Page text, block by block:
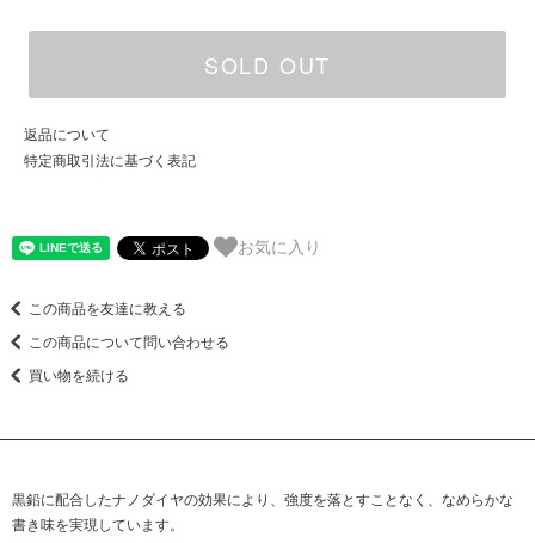
SOLD OUT
返品について
特定商取引法に基づく表記
お気に入り
この商品を友達に教える
この商品について問い合わせる
買い物を続ける
黒鉛に配合したナノダイヤの効果により、強度を落とすことなく、なめらかな
書き味を実現しています。